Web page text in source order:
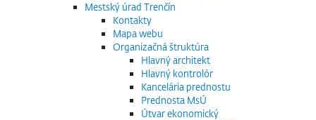
Mestský úrad Trenčín
Kontakty
Mapa webu
Organizačná štruktúra
Hlavný architekt
Hlavný kontrolór
Kancelária prednostu
Prednosta MsÚ
Útvar ekonomický